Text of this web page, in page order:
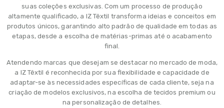
suas coleções exclusivas. Com um processo de produção
altamente qualificado, a IZ Têxtil transforma ideias e conceitos em
produtos únicos, garantindo alto padrão de qualidade em todas as
etapas, desde a escolha de matérias-primas até o acabamento
final.
Atendendo marcas que desejam se destacar no mercado de moda,
a IZ Têxtil é reconhecida por sua flexibilidade e capacidade de
adaptar-se às necessidades específicas de cada cliente, seja na
criação de modelos exclusivos, na escolha de tecidos premium ou
na personalização de detalhes.